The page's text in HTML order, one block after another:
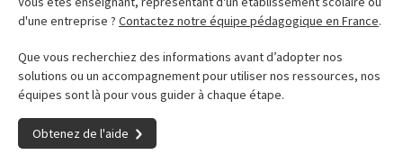
d'une entreprise ? Contactez notre équipe pédagogique en France.
Que vous recherchiez des informations avant d’adopter nos
solutions ou un accompagnement pour utiliser nos ressources, nos
équipes sont là pour vous guider à chaque étape.
Obtenez de l'aide